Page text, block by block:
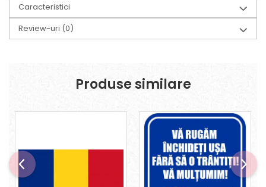
Caracteristici
Review-uri (0)
Produse similare